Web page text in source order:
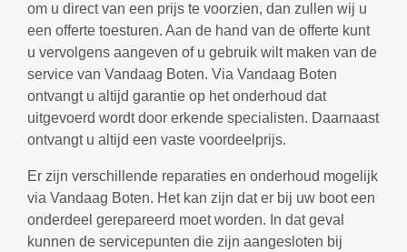
om u direct van een prijs te voorzien, dan zullen wij u
een offerte toesturen. Aan de hand van de offerte kunt
u vervolgens aangeven of u gebruik wilt maken van de
service van Vandaag Boten. Via Vandaag Boten
ontvangt u altijd garantie op het onderhoud dat
uitgevoerd wordt door erkende specialisten. Daarnaast
ontvangt u altijd een vaste voordeelprijs.
Er zijn verschillende reparaties en onderhoud mogelijk
via Vandaag Boten. Het kan zijn dat er bij uw boot een
onderdeel gerepareerd moet worden. In dat geval
kunnen de servicepunten die zijn aangesloten bij